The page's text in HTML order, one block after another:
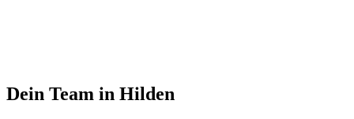
Dein Team in Hilden